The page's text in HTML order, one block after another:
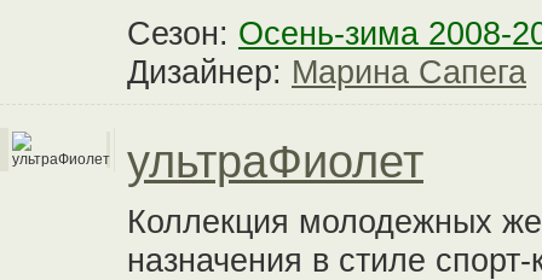
Сезон: Осень-зима 2008-
Дизайнер: Марина Сапега
ультраФиолет
Коллекция молодежных
назначения в стиле